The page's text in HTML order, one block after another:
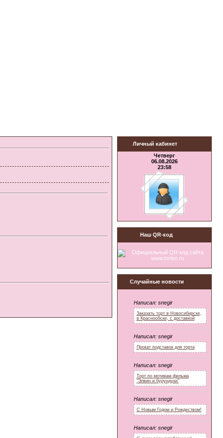
Личный кабинет
Четверг
06.08.2026
23:58
Наш QR-код
Случайные новости
Написал: snegir
Заказать торт в Новосибирске,
в Краснообске, с доставкой
Написал: snegir
Прокат подставок для торта
Написал: snegir
Торт по мотивам фильма
"Элвин и бурундуки"
Написал: snegir
С Новым Годом и Рождеством!
Написал: snegir